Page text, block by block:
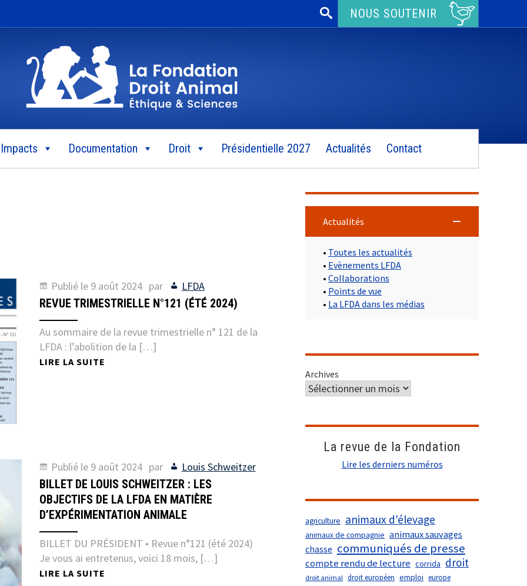
Rechercher :NOUS SOUTENIR
Impacts Documentation Droit Présidentielle 2027 Actualités Contact
Publié le 9 août 2024 par LFDA
REVUE TRIMESTRIELLE N°121 (ÉTÉ 2024)
Au sommaire de la revue trimestrielle n° 121 de la
LFDA : l’abolition de la […]
LIRE LA SUITE
Publié le 9 août 2024 par Louis Schweitzer
BILLET DE LOUIS SCHWEITZER : LES
OBJECTIFS DE LA LFDA EN MATIÈRE
D’EXPÉRIMENTATION ANIMALE
BILLET DU PRÉSIDENT • Revue n°121 (été 2024)
Je vous ai entretenus, voici 18 mois, […]
LIRE LA SUITE
Actualités
• Toutes les actualités
• Evènements LFDA
• Collaborations
• Points de vue
• La LFDA dans les médias
Archives
La revue de la Fondation
Lire les derniers numéros
agriculture animaux d'élevage
animaux de compagnie animaux sauvages
chasse communiqués de presse
compte rendu de lecture corrida droit
droit animal droit européen emploi europe